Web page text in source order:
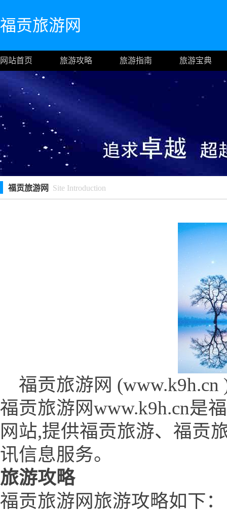
福贡旅游网
网站首页 旅游攻略 旅游指南 旅游宝典
福贡旅游网 Site Introduction
福贡旅游网 (www.k9h.cn
福贡旅游网www.k9h.cn是
网站,提供福贡旅游、福贡
讯信息服务。
旅游攻略
福贡旅游网旅游攻略如下